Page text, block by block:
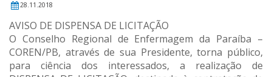
28.11.2018
AVISO DE DISPENSA DE LICITAÇÃO
O Conselho Regional de Enfermagem da Paraíba –
COREN/PB, através de sua Presidente, torna público,
para ciência dos interessados, a realização de